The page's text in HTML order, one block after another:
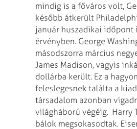
mindig is a főváros volt,
később átkerült
január huszadikai időpont
érvényben. George
másodszorra március
James Madison, vagyis
dollárba került. Ez a
feleslegesnek találta a
társadalom azonban
világháború végéig. Harry
bálok megsokasodtak.